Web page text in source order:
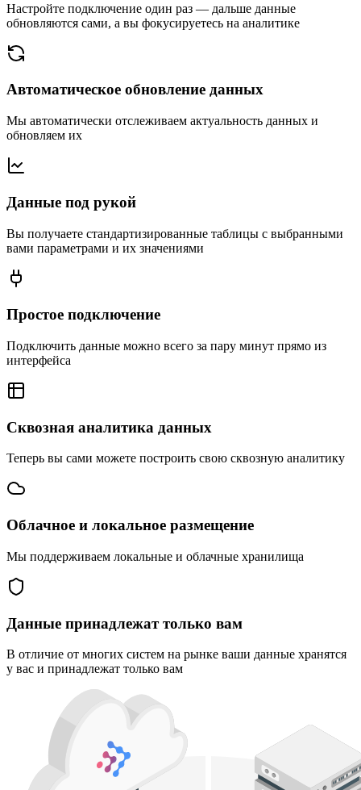
Настройте подключение один раз — дальше данные
обновляются сами, а вы фокусируетесь на аналитике
Автоматическое обновление данных
Мы автоматически отслеживаем актуальность данных и
обновляем их
Данные под рукой
Вы получаете стандартизированные таблицы с выбранными
вами параметрами и их значениями
Простое подключение
Подключить данные можно всего за пару минут прямо из
интерфейса
Сквозная аналитика данных
Теперь вы сами можете построить свою сквозную аналитику
Облачное и локальное размещение
Мы поддерживаем локальные и облачные хранилища
Данные принадлежат только вам
В отличие от многих систем на рынке ваши данные хранятся
у вас и принадлежат только вам